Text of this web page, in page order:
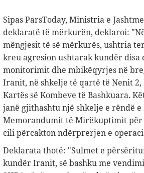
Sipas ParsToday, Ministria e
deklaratë të mërkurën, deklaroi:
mëngjesit të së mërkurës, ushtria
kreu agresion ushtarak kundër disa
monitorimit dhe mbikëqyrjes në
Iranit, në shkelje të qartë të Nenit 2,
Kartës së Kombeve të Bashkuara.
janë gjithashtu një shkelje e rëndë e
Memorandumit të Mirëkuptimit për
cili përcakton ndërprerjen e
Deklarata thotë: "Sulmet e
kundër Iranit, së bashku me